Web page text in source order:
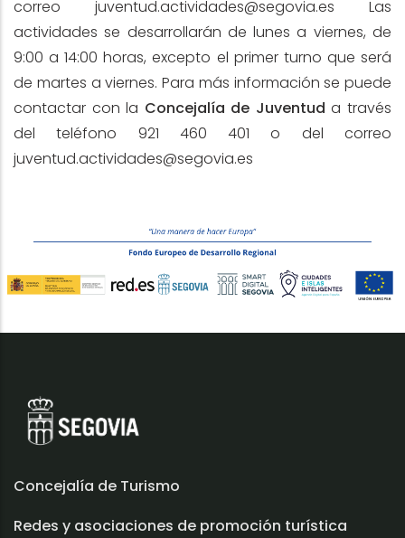
correo juventud.actividades@segovia.es Las
actividades se desarrollarán de lunes a viernes, de
9:00 a 14:00 horas, excepto el primer turno que será
de martes a viernes. Para más información se puede
contactar con la Concejalía de Juventud a través
del teléfono 921 460 401 o del correo
juventud.actividades@segovia.es
Concejalía de Turismo
Redes y asociaciones de promoción turística